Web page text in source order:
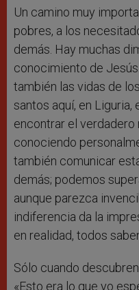
Un camino muy
pobres, a los
demás. Hay muchas
conocimiento de
también las vidas de
santos aquí, en Liguria,
encontrar el verdadero
conociendo
también comunicar
demás; podemos
aunque parezca
indiferencia da la
en realidad, todos
Sólo cuando
«Esto era lo que yo